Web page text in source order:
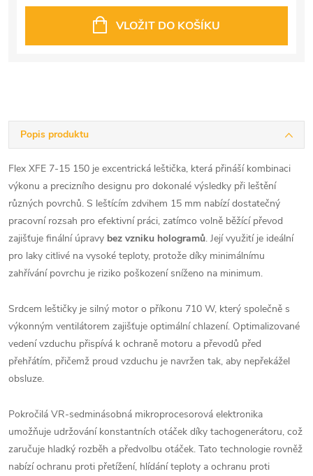
VLOŽIT DO KOŠÍKU
Popis produktu
Flex XFE 7-15 150 je excentrická leštička, která přináší kombinaci
výkonu a precizního designu pro dokonalé výsledky při leštění
různých povrchů. S leštícím zdvihem 15 mm nabízí dostatečný
pracovní rozsah pro efektivní práci, zatímco volně běžící převod
zajišťuje finální úpravy bez vzniku hologramů. Její využití je ideální
pro laky citlivé na vysoké teploty, protože díky minimálnímu
zahřívání povrchu je riziko poškození sníženo na minimum.
Srdcem leštičky je silný motor o příkonu 710 W, který společně s
výkonným ventilátorem zajišťuje optimální chlazení. Optimalizované
vedení vzduchu přispívá k ochraně motoru a převodů před
přehřátím, přičemž proud vzduchu je navržen tak, aby nepřekážel
obsluze.
Pokročilá VR-sedminásobná mikroprocesorová elektronika
umožňuje udržování konstantních otáček díky tachogenerátoru, což
zaručuje hladký rozběh a předvolbu otáček. Tato technologie rovněž
nabízí ochranu proti přetížení, hlídání teploty a ochranu proti